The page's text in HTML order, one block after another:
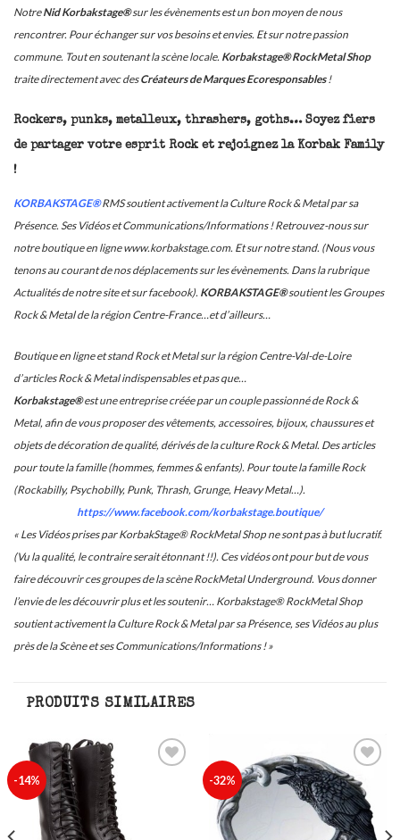
NotreNid Korbakstage®sur les évènements est un bon moyen de nous
rencontrer. Pour échanger sur vos besoins et envies. Et sur notre passion
commune. Tout en soutenant la scène locale. Korbakstage® RockMetal Shop
traite directement avec desCréateurs de Marques Ecoresponsables!
Rockers, punks, metalleux, thrashers, goths… Soyez fiers
de partager votre esprit Rock et rejoignez la Korbak Family
!
KORBAKSTAGE®RMS soutient activement la Culture Rock & Metal par sa
Présence. Ses Vidéos et Communications/Informations ! Retrouvez-nous sur
notre boutique en ligne www.korbakstage.com. Et sur notre stand. (Nous vous
tenons au courant de nos déplacements sur les évènements. Dans la rubrique
Actualités de notre site et sur facebook). KORBAKSTAGE®soutient les Groupes
Rock & Metal de la région Centre-France…et d’ailleurs…
Boutique en ligne et stand Rock et Metal sur la région Centre-Val-de-Loire
d’articles Rock & Metal indispensables et pas que…
Korbakstage®est une entreprise créée par un couple passionné de Rock &
Metal, afin de vous proposer des vêtements, accessoires, bijoux, chaussures et
objets de décoration de qualité, dérivés de la culture Rock & Metal. Des articles
pour toute la famille (hommes, femmes & enfants). Pour toute la famille Rock
(Rockabilly, Psychobilly, Punk, Thrash, Grunge, Heavy Metal…).
https://www.facebook.com/korbakstage.boutique/
« Les Vidéos prises par KorbakStage® RockMetal Shop ne sont pas à but lucratif.
(Vu la qualité, le contraire serait étonnant !!). Ces vidéos ont pour but de vous
faire découvrir ces groupes de la scène RockMetal Underground. Vous donner
l’envie de les découvrir plus et les soutenir… Korbakstage® RockMetal Shop
soutient activement la Culture Rock & Metal par sa Présence, ses Vidéos au plus
près de la Scène et ses Communications/Informations ! »
PRODUITS SIMILAIRES
-14% -32%
Ajouter
à ma
liste